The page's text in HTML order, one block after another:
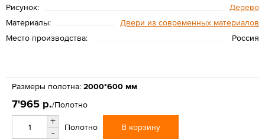
Рисунок:
Дерево
Материалы:
Двери из современных материалов
Место производства:
Россия
Размеры полотна: 2000*600 мм
7'965 р./Полотно
+
-
Полотно В корзину